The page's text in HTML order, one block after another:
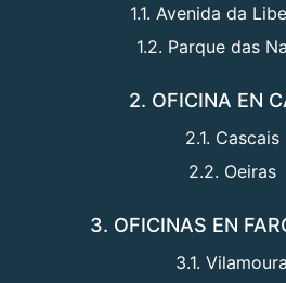
1.1. Avenida da
1.2. Parque das
2. OFICINA EN
2.1. Cascais
2.2. Oeiras
3. OFICINAS EN
3.1. Vilamoura